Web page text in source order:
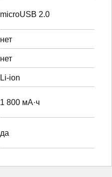
microUSB 2.0
нет
нет
Li-ion
1 800 мА·ч
да